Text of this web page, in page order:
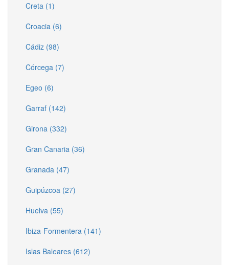
Creta (1)
Croacia (6)
Cádiz (98)
Córcega (7)
Egeo (6)
Garraf (142)
Girona (332)
Gran Canaria (36)
Granada (47)
Guipúzcoa (27)
Huelva (55)
Ibiza-Formentera (141)
Islas Baleares (612)